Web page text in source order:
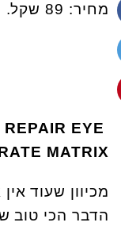
מחיר: 89 שקל.
EYE
MATRIX
מכיוון שעוד
הדבר הכי טוב